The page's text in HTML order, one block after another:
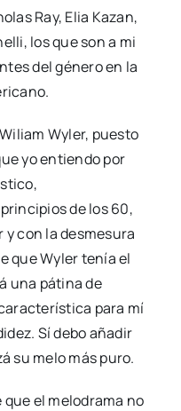
Ray, Elia Kazan,
los que son a mi
del género en la
Wyler, puesto
yo entiendo por
de los 60,
con la desmesura
que Wyler tenía el
una pátina de
para mí
Sí debo añadir
su melo más puro.
el melodrama no